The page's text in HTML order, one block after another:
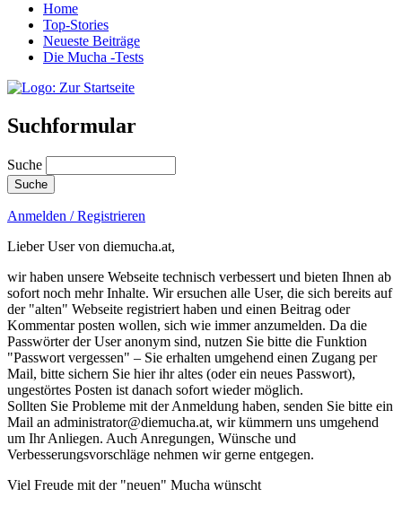
Home
Top-Stories
Neueste Beiträge
Die Mucha -Tests
Suchformular
Suche
Anmelden / Registrieren
Lieber User von diemucha.at,
wir haben unsere Webseite technisch verbessert und bieten Ihnen ab
sofort noch mehr Inhalte. Wir ersuchen alle User, die sich bereits auf
der "alten" Webseite registriert haben und einen Beitrag oder
Kommentar posten wollen, sich wie immer anzumelden. Da die
Passwörter der User anonym sind, nutzen Sie bitte die Funktion
"Passwort vergessen" – Sie erhalten umgehend einen Zugang per
Mail, bitte sichern Sie hier ihr altes (oder ein neues Passwort),
ungestörtes Posten ist danach sofort wieder möglich.
Sollten Sie Probleme mit der Anmeldung haben, senden Sie bitte ein
Mail an administrator@diemucha.at, wir kümmern uns umgehend
um Ihr Anliegen. Auch Anregungen, Wünsche und
Verbesserungsvorschläge nehmen wir gerne entgegen.
Viel Freude mit der "neuen" Mucha wünscht